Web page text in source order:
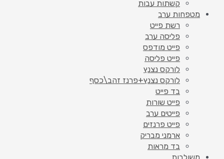
קשתות עבות
מטפחות ערב
רשת פייט
פליסה ערב
פייט מודפס
פייט פליסה
לורקס נצנץ
לורקס נצנץ+פרנז זהב\כסף
בד פייט
פייט שורות
פייטים ערב
פייט פרנזים
ארמני מבריק
בד מראות